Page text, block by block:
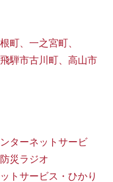
、一之宮町、
騨市古川町、高山市
ターネットサービ
災ラジオ
サービス・ひかり